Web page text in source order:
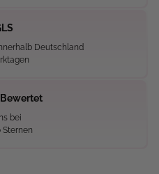
Deutschland
bei
Sternen